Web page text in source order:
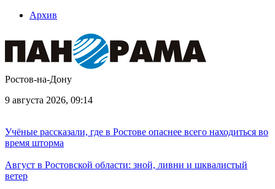
Архив
Ростов-на-Дону
9 августа 2026, 09:14
Учёные рассказали, где в Ростове опаснее всего находиться во
время шторма
Август в Ростовской области: зной, ливни и шквалистый
ветер